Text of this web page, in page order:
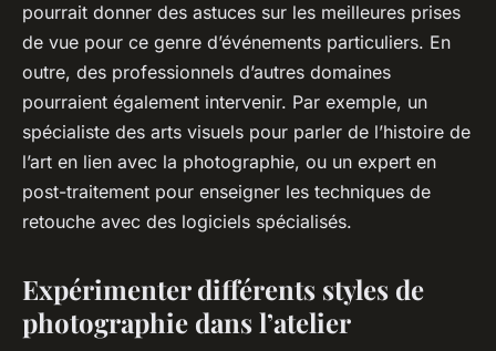
pourrait donner des astuces sur les meilleures prises
de vue pour ce genre d’événements particuliers. En
outre, des professionnels d’autres domaines
pourraient également intervenir. Par exemple, un
spécialiste des arts visuels pour parler de l’histoire de
l’art en lien avec la photographie, ou un expert en
post-traitement pour enseigner les techniques de
retouche avec des logiciels spécialisés.
Expérimenter différents styles de
photographie dans l’atelier